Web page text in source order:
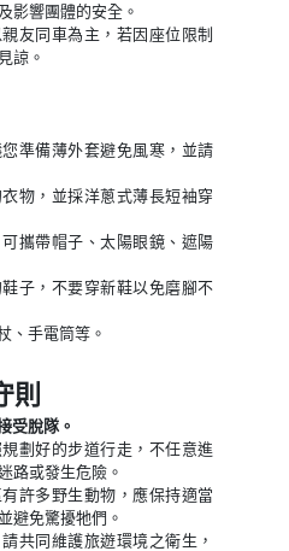
影響團體的安全。
友同車為主，若因座位限制
諒。
準備薄外套避免風寒，並請
物，並採洋蔥式薄長短袖穿
攜帶帽子、太陽眼鏡、遮陽
子，不要穿新鞋以免磨腳不
、手電筒等。
則
受脫隊。
劃好的步道行走，不任意進
路或發生危險。
許多野生動物，應保持適當
避免驚擾牠們。
共同維護旅遊環境之衛生，